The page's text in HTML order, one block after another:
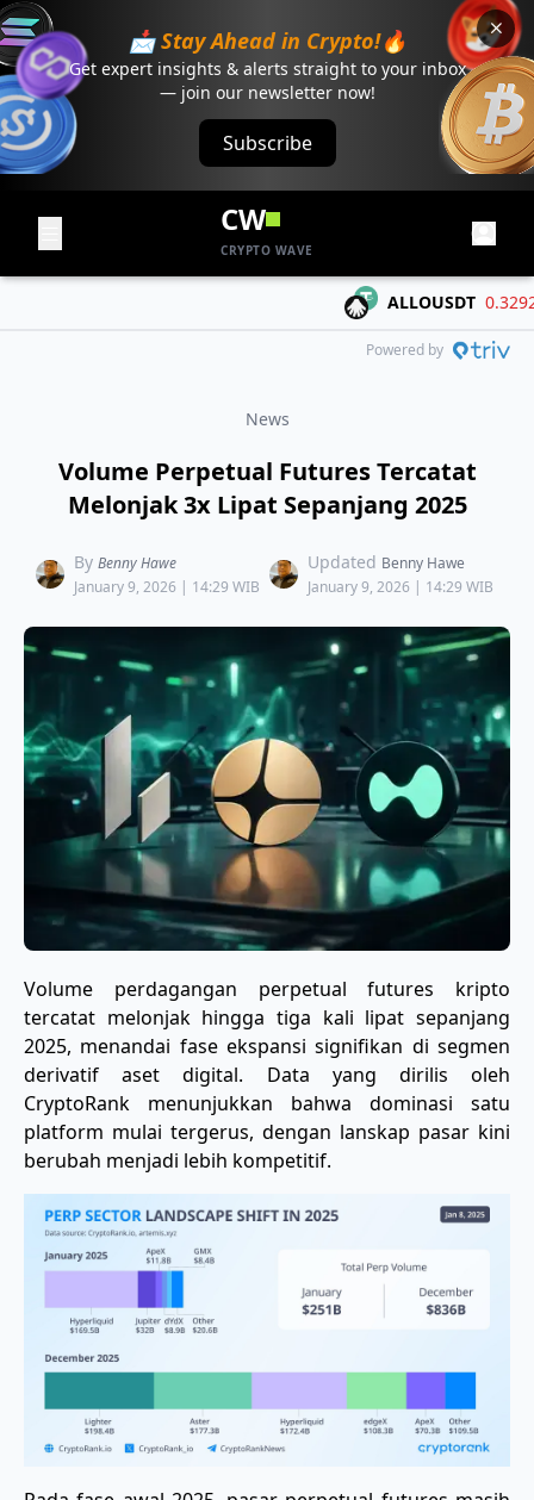
📩 Stay Ahead in Crypto!🔥
Get expert insights & alerts straight to your inbox
— join our newsletter now!
Subscribe
CW
CRYPTO WAVE
ALLOUSDT 0.3292 -
Powered by
News
Volume Perpetual Futures Tercatat
Melonjak 3x Lipat Sepanjang 2025
By Benny Hawe
January 9, 2026 | 14:29 WIB
Updated Benny Hawe
January 9, 2026 | 14:29 WIB
Volume perdagangan perpetual futures kripto
tercatat melonjak hingga tiga kali lipat sepanjang
2025, menandai fase ekspansi signifikan di segmen
derivatif aset digital. Data yang dirilis oleh
CryptoRank menunjukkan bahwa dominasi satu
platform mulai tergerus, dengan lanskap pasar kini
berubah menjadi lebih kompetitif.